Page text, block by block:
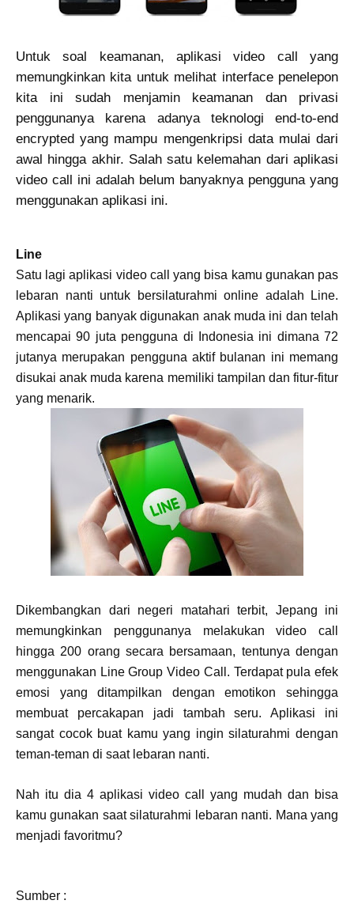
Untuk soal keamanan, aplikasi video call yang
memungkinkan kita untuk melihat interface penelepon
kita ini sudah menjamin keamanan dan privasi
penggunanya karena adanya teknologi end-to-end
encrypted yang mampu mengenkripsi data mulai dari
awal hingga akhir. Salah satu kelemahan dari aplikasi
video call ini adalah belum banyaknya pengguna yang
menggunakan aplikasi ini.
Line
Satu lagi aplikasi video call yang bisa kamu gunakan pas
lebaran nanti untuk bersilaturahmi online adalah Line.
Aplikasi yang banyak digunakan anak muda ini dan telah
mencapai 90 juta pengguna di Indonesia ini dimana 72
jutanya merupakan pengguna aktif bulanan ini memang
disukai anak muda karena memiliki tampilan dan fitur-fitur
yang menarik.
Dikembangkan dari negeri matahari terbit, Jepang ini
memungkinkan penggunanya melakukan video call
hingga 200 orang secara bersamaan, tentunya dengan
menggunakan Line Group Video Call. Terdapat pula efek
emosi yang ditampilkan dengan emotikon sehingga
membuat percakapan jadi tambah seru. Aplikasi ini
sangat cocok buat kamu yang ingin silaturahmi dengan
teman-teman di saat lebaran nanti.
Nah itu dia 4 aplikasi video call yang mudah dan bisa
kamu gunakan saat silaturahmi lebaran nanti. Mana yang
menjadi favoritmu?
Sumber :